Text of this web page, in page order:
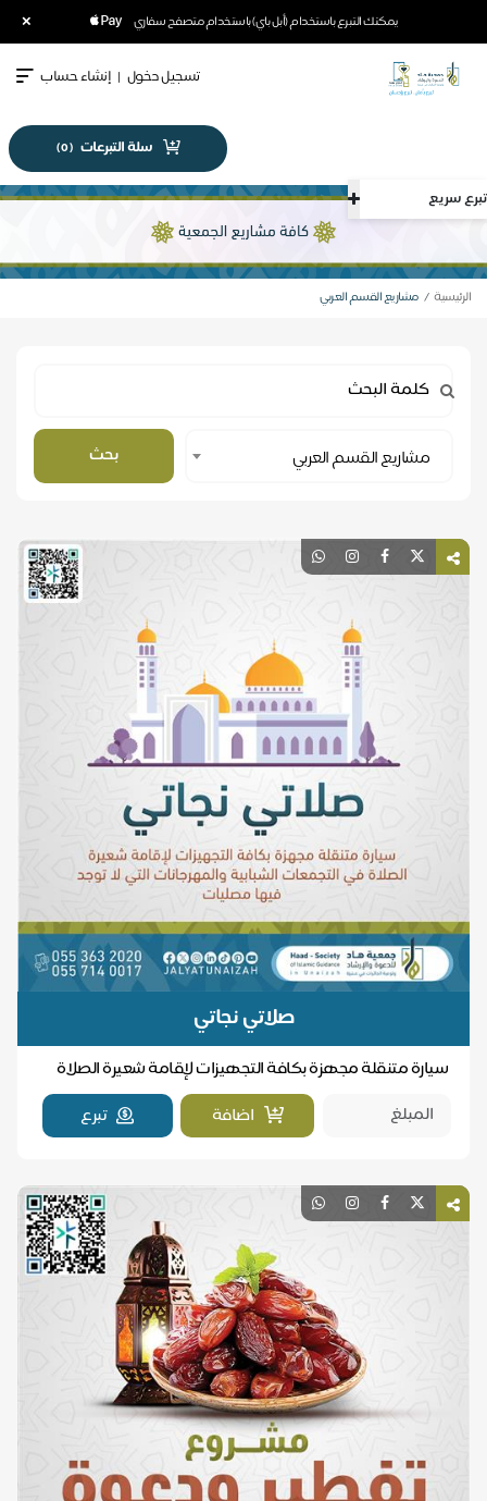
يمكنك التبرع باستخدام (أبل باي) باستخدام متصفح سفاري ×
تبرع سريع
تسجيل دخول | إنشاء حساب
سلة التبرعات (
0
)
الرئيسية مشاريع القسم العربي
Category
مشاريع القسم العربي بحث
صلاتي نجاتي
سيارة متنقلة مجهزة بكافة التجهيزات لإقامة شعيرة الصلاة
في التجمعات الشبابية والمهرجانات التي لا توجد...
اضافة تبرع